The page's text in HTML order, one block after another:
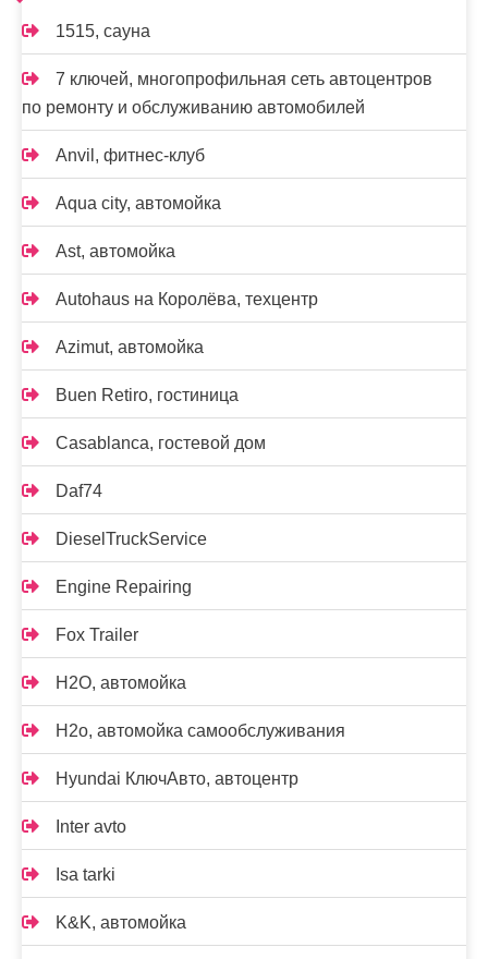
1515, сауна
7 ключей, многопрофильная сеть автоцентров
по ремонту и обслуживанию автомобилей
Anvil, фитнес-клуб
Aqua city, автомойка
Ast, автомойка
Autohaus на Королёва, техцентр
Azimut, автомойка
Buen Retiro, гостиница
Casablanca, гостевой дом
Daf74
DieselTruckService
Engine Repairing
Fox Trailer
H2O, автомойка
H2o, автомойка самообслуживания
Hyundai КлючАвто, автоцентр
Inter avto
Isa tarki
K&K, автомойка